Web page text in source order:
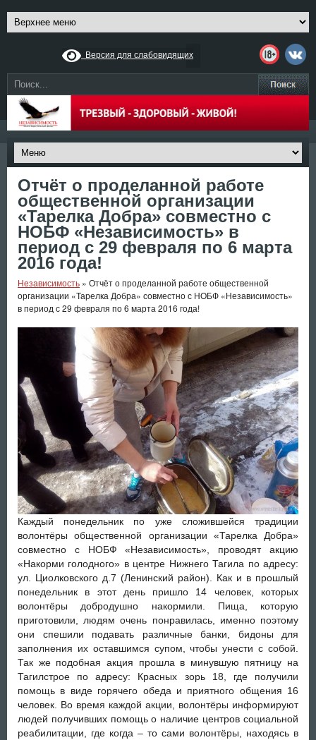
Версия для слабовидящих
Отчёт о проделанной работе
общественной организации
«Тарелка Добра» совместно с
НОБФ «Независимость» в
период с 29 февраля по 6 марта
2016 года!
Независимость » Отчёт о проделанной работе общественной
организации «Тарелка Добра» совместно с НОБФ «Независимость»
в период с 29 февраля по 6 марта 2016 года!
Каждый понедельник по уже сложившейся традиции
волонтёры общественной организации «Тарелка Добра»
совместно с НОБФ «Независимость», проводят акцию
«Накорми голодного» в центре Нижнего Тагила по адресу:
ул. Циолковского д.7 (Ленинский район). Как и в прошлый
понедельник в этот день пришло 14 человек, которых
волонтёры добродушно накормили. Пища, которую
приготовили, людям очень понравилась, именно поэтому
они спешили подавать различные банки, бидоны для
заполнения их оставшимся супом, чтобы унести с собой.
Так же подобная акция прошла в минувшую пятницу на
Тагилстрое по адресу: Красных зорь 18, где получили
помощь в виде горячего обеда и приятного общения 16
человек. Во время каждой акции, волонтёры информируют
людей получивших помощь о наличие центров социальной
реабилитации, где когда – то сами волонтёры, находясь в